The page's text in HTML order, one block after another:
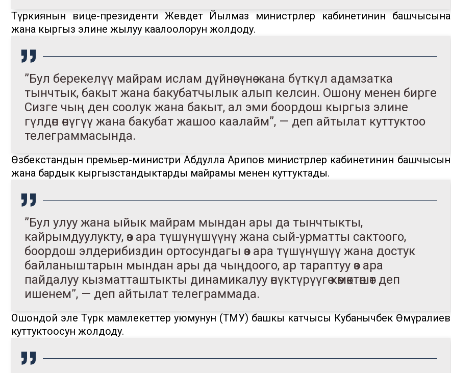
Түркиянын вице-президенти Жевдет Йылмаз министрлер кабинетинин башчысына
жана кыргыз элине жылуу каалоолорун жолдоду.
”Бул берекелүү майрам ислам дүйнөсүнө жана бүткүл адамзатка
тынчтык, бакыт жана бакубатчылык алып келсин. Ошону менен бирге
Сизге чың ден соолук жана бакыт, ал эми боордош кыргыз элине
гүлдөп өнүгүү жана бакубат жашоо каалайм”, — деп айтылат куттуктоо
телеграммасында.
Өзбекстандын премьер-министри Абдулла Арипов министрлер кабинетинин башчысын
жана бардык кыргызстандыктарды майрамы менен куттуктады.
”Бул улуу жана ыйык майрам мындан ары да тынчтыкты,
кайрымдуулукту, өз ара түшүнүшүүнү жана сый-урматты сактоого,
боордош элдерибиздин ортосундагы өз ара түшүнүшүү жана достук
байланыштарын мындан ары да чыңдоого, ар тараптуу өз ара
пайдалуу кызматташтыкты динамикалуу өнүктүрүүгө көмөктөшөт деп
ишенем”, — деп айтылат телеграммада.
Ошондой эле Түрк мамлекеттер уюмунун (ТМУ) башкы катчысы Кубанычбек Өмүралиев
куттуктоосун жолдоду.